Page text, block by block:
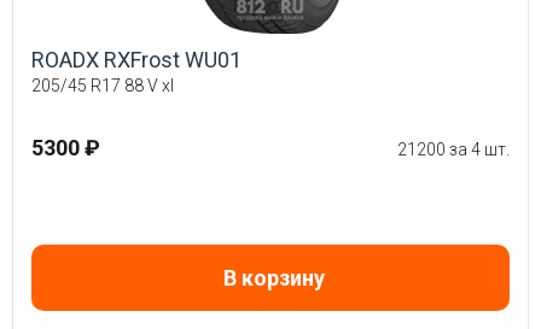
ROADX RXFrost WU01
205/45 R17 88 V xl
5300 ₽ 21200 за 4 шт.
В корзину